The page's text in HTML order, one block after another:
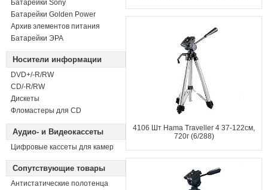
Батарейки Sony
Батарейки Golden Power
Архив элементов питания
Батарейки ЭРА
Носители информации
DVD+/-R/RW
СD/-R/RW
Дискеты
Фломастеры для CD
Аудио- и Видеокассеты
Цифровые кассеты для камер
Сопутствующие товары
Антистатические полотенца
4106 Шт Hama Traveller 4 37-122см,
720г (6/288)